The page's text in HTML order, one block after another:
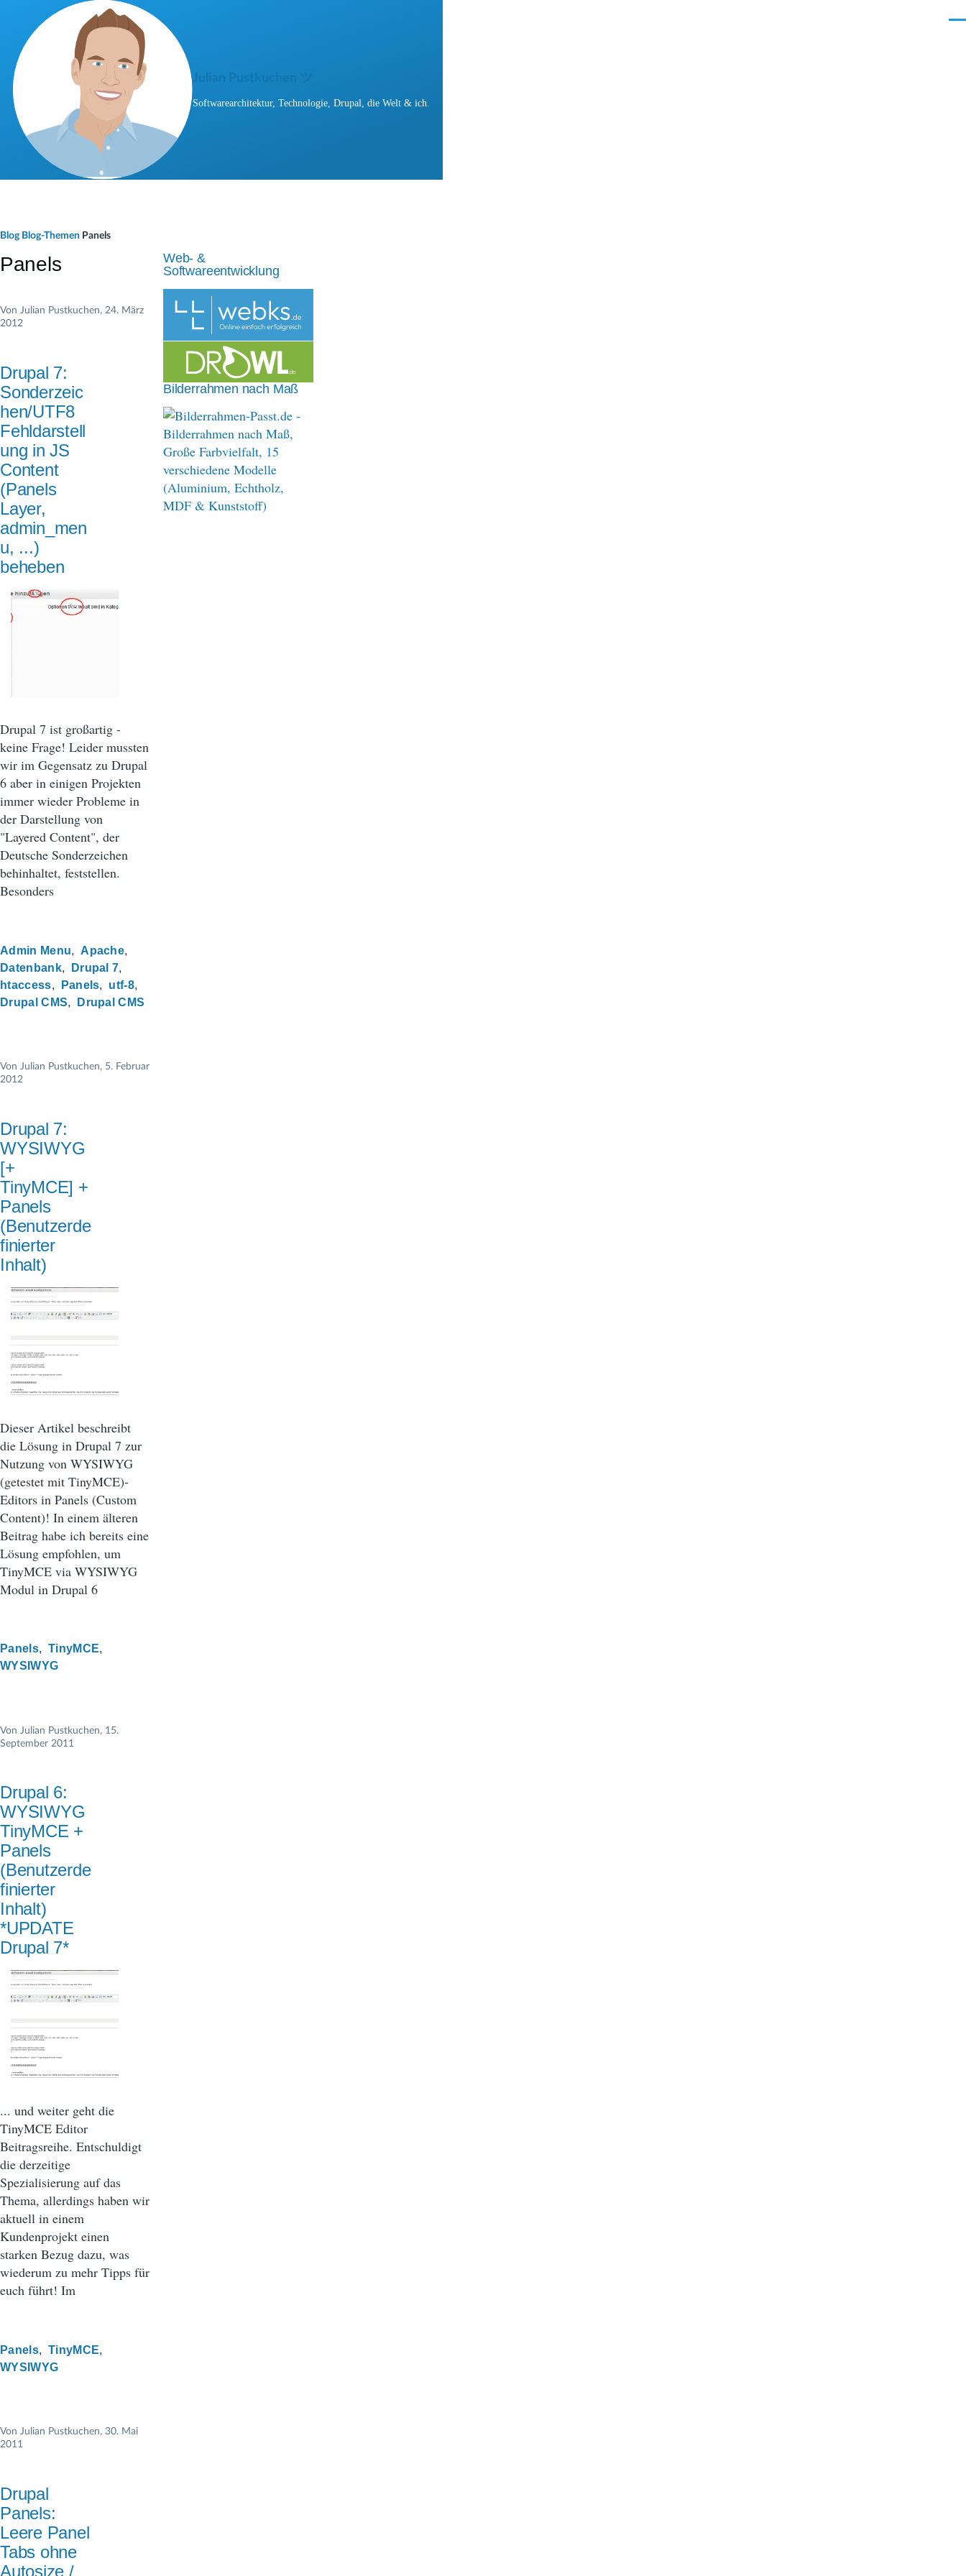
Direkt zum Inhalt
Julian Pustkuchen ツ
Softwarearchitektur, Technologie, Drupal, die Welt & ich.
M
a
d
n
v
i
g
a
t
i
o
n
Blog Blog-Themen Panels
Panels
Von Julian Pustkuchen, 24. März
2012
Drupal 7:
Sonderzeic
hen/UTF8
Fehldarstell
ung in JS
Content
(Panels
Layer,
admin_men
u, ...)
beheben
Drupal 7 ist großartig -
keine Frage! Leider mussten
wir im Gegensatz zu Drupal
6 aber in einigen Projekten
immer wieder Probleme in
der Darstellung von
"Layered Content", der
Deutsche Sonderzeichen
behinhaltet, feststellen.
Besonders
Admin Menu
Apache
Datenbank
Drupal 7
htaccess
Panels
utf-8
Drupal CMS
Drupal CMS
Von Julian Pustkuchen, 5. Februar
2012
Drupal 7:
WYSIWYG
[+
TinyMCE] +
Panels
(Benutzerde
finierter
Inhalt)
Dieser Artikel beschreibt
die Lösung in Drupal 7 zur
Nutzung von WYSIWYG
(getestet mit TinyMCE)-
Editors in Panels (Custom
Content)! In einem älteren
Beitrag habe ich bereits eine
Lösung empfohlen, um
TinyMCE via WYSIWYG
Modul in Drupal 6
Panels
TinyMCE
WYSIWYG
Von Julian Pustkuchen, 15.
September 2011
Drupal 6:
WYSIWYG
TinyMCE +
Panels
(Benutzerde
finierter
Inhalt)
*UPDATE
Drupal 7*
... und weiter geht die
TinyMCE Editor
Beitragsreihe. Entschuldigt
die derzeitige
Spezialisierung auf das
Thema, allerdings haben wir
aktuell in einem
Kundenprojekt einen
starken Bezug dazu, was
wiederum zu mehr Tipps für
euch führt! Im
Panels
TinyMCE
WYSIWYG
Von Julian Pustkuchen, 30. Mai
2011
Drupal
Panels:
Leere Panel
Tabs ohne
Autosize /
Web- &
Softwareentwicklung
Bilderrahmen nach Maß